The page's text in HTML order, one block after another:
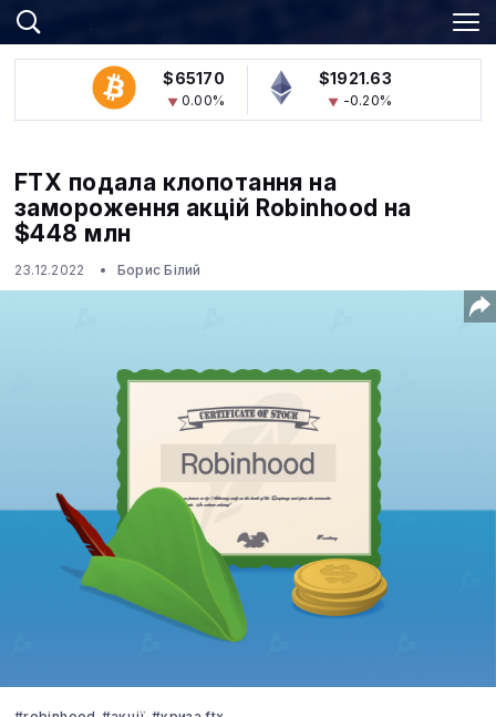
$65170
0.00%
$1921.63
-0.20%
FTX подала клопотання на
замороження акцій Robinhood на
$448 млн
23.12.2022 Борис Білий